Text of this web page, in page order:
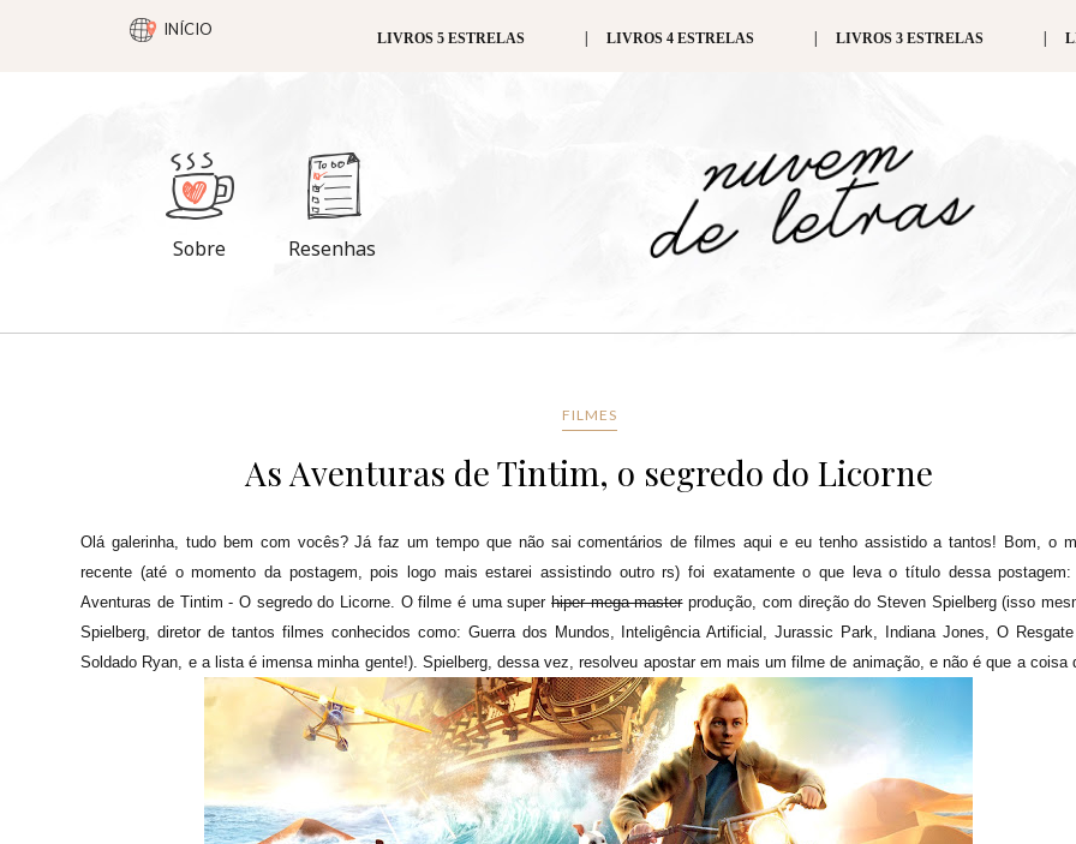
INÍCIO LIVROS 5 ESTRELAS LIVROS 4 ESTRELAS LIVROS 3 ESTRELAS
Sobre Resenhas
FILMES
As Aventuras de Tintim, o segredo do Licorne
Olá galerinha, tudo bem com vocês? Já faz um tempo que não sai comentários de filmes aqui e eu tenho assistido a tantos! Bom, o
recente (até o momento da postagem, pois logo mais estarei assistindo outro rs) foi exatamente o que leva o título dessa postagem:
Aventuras de Tintim - O segredo do Licorne. O filme é uma superhiper mega masterprodução, com direção do Steven Spielberg (isso
Spielberg, diretor de tantos filmes conhecidos como: Guerra dos Mundos, Inteligência Artificial, Jurassic Park, Indiana Jones, O
Soldado Ryan, e a lista é imensa minha gente!). Spielberg, dessa vez, resolveu apostar em mais um filme de animação, e não é que a coisa